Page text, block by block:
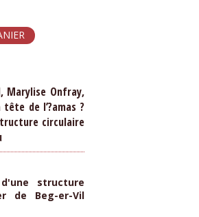
Marylise Onfray,
de l’?amas ?
circulaire
structure
de Beg-er-Vil